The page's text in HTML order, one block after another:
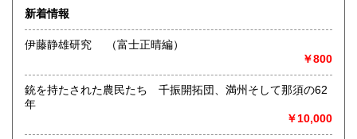
佐賀県
熊本県 2,710円
宮崎県 2,710円 鹿児島県 2,710円
沖縄県
在庫量が膨大なため店舗ではなく倉庫形式をとっております
のでご希望の本がありましたらご来店の前にご連絡くだされ
ば出しておきます。
ご来店のお客様は東上線みずほ台駅よりお電話ください。お
迎えに参ります。
買取の至急のご連絡が必要の場合は090-3003-3091までお電
新着情報
伊藤静雄研究 （富士正晴編）
￥800
銃を持たされた農民たち 千振開拓団、満州そして那須の62
年
￥10,000